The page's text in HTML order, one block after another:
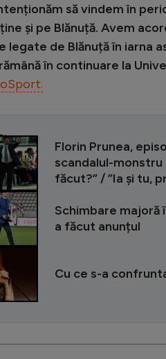
să vindem în
și pe Blănuță. Avem
legate de Blănuță în iarna
în continuare la
Florin Prunea,
scandalul-monstru
făcut?” / ”Ia și tu,
Schimbare majoră
a făcut anunțul
Cu ce s-a